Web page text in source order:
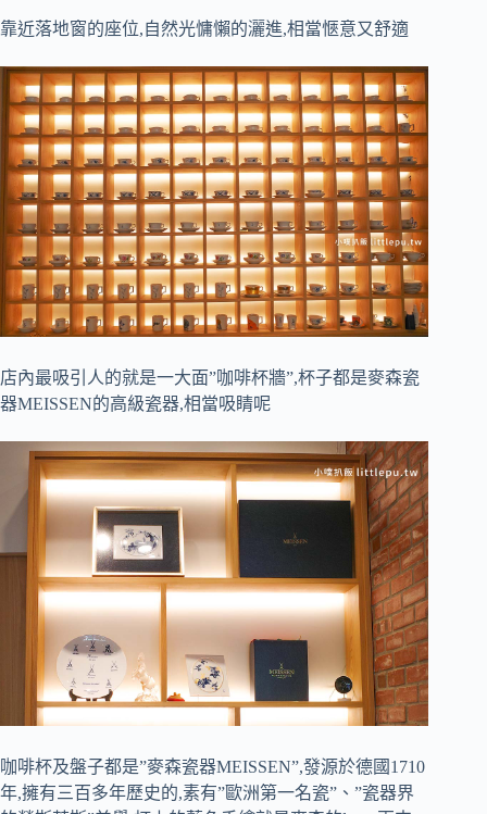
靠近落地窗的座位,自然光慵懶的灑進,相當愜意又舒適
店內最吸引人的就是一大面”咖啡杯牆”,杯子都是麥森瓷
器MEISSEN的高級瓷器,相當吸睛呢
咖啡杯及盤子都是”麥森瓷器MEISSEN”,發源於德國1710
年,擁有三百多年歷史的,素有”歐洲第一名瓷”、”瓷器界